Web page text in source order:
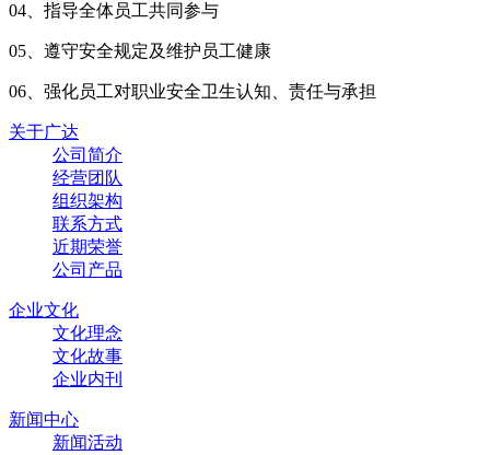
04、 指导全体员工共同参与
05、 遵守安全规定及维护员工健康
06、 强化员工对职业安全卫生认知、责任与承担
关于广达
公司简介
经营团队
组织架构
联系方式
近期荣誉
公司产品
企业文化
文化理念
文化故事
企业内刊
新闻中心
新闻活动